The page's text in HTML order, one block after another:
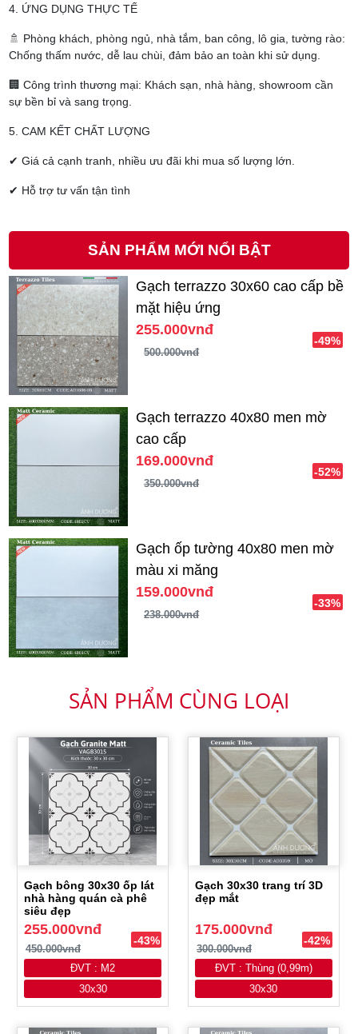
4. ỨNG DỤNG THỰC TẾ
🚿 Phòng khách, phòng ngủ, nhà tắm, ban công, lô gia, tường rào:
Chống thấm nước, dễ lau chùi, đảm bảo an toàn khi sử dụng.
🏢 Công trình thương mại: Khách sạn, nhà hàng, showroom cần
sự bền bỉ và sang trọng.
5. CAM KẾT CHẤT LƯỢNG
✔ Giá cả cạnh tranh, nhiều ưu đãi khi mua số lượng lớn.
✔ Hỗ trợ tư vấn tận tình
SẢN PHẨM MỚI NỔI BẬT
Gạch terrazzo 30x60 cao cấp bề
mặt hiệu ứng
255.000vnđ
500.000vnđ
-49%
Gạch terrazzo 40x80 men mờ
cao cấp
169.000vnđ
350.000vnđ
-52%
Gạch ốp tường 40x80 men mờ
màu xi măng
159.000vnđ
238.000vnđ
-33%
SẢN PHẨM CÙNG LOẠI
Gạch bông 30x30 ốp lát
nhà hàng quán cà phê
siêu đẹp
255.000vnđ
450.000vnđ
-43%
ĐVT : M2
30x30
Gạch 30x30 trang trí 3D
đẹp mắt
175.000vnđ
300.000vnđ
-42%
ĐVT : Thùng (0,99m)
30x30